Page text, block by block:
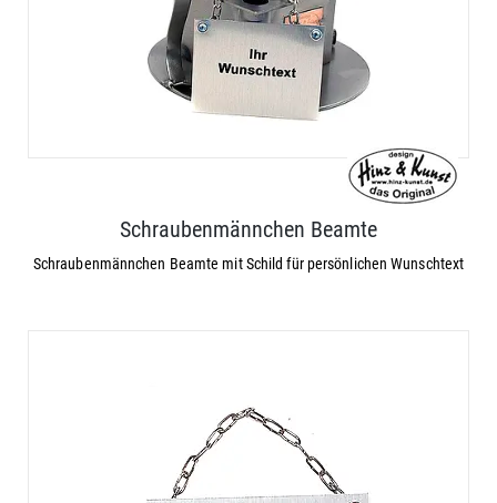
Schraubenmännchen Beamte
Schraubenmännchen Beamte mit Schild für persönlichen Wunschtext